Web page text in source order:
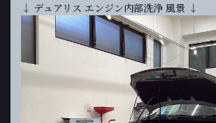
↓ デュアリス エンジン内部洗浄 風景 ↓